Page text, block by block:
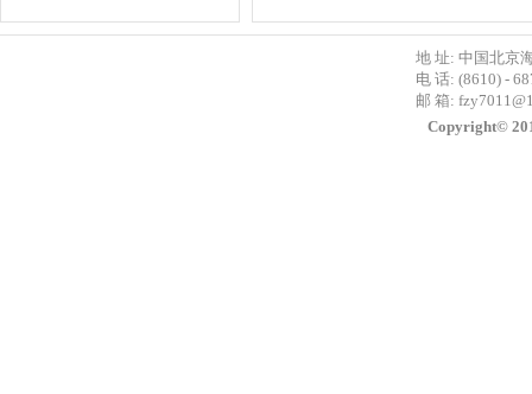
地 址: 中国北京
电 话: (8610) -
邮 箱:
Copyright©